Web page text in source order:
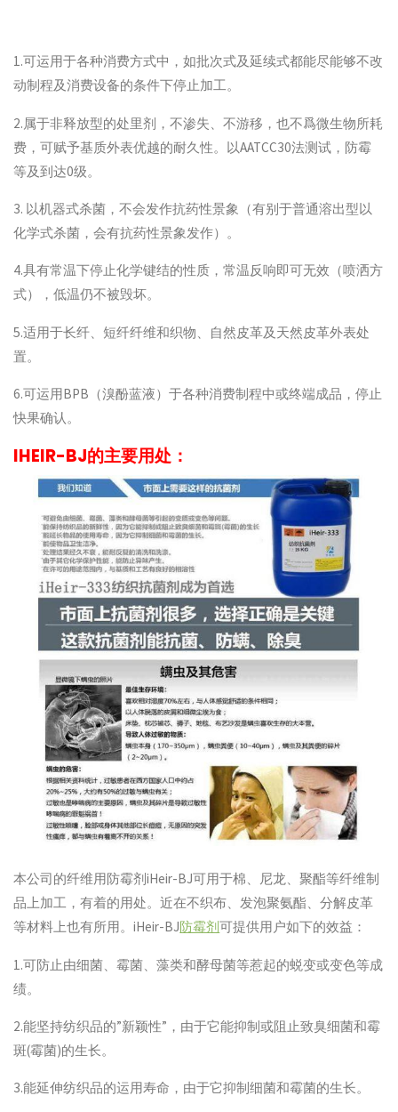
1.可运用于各种消费方式中，如批次式及延续式都能尽能够不改
动制程及消费设备的条件下停止加工。
2.属于非释放型的处里剂，不渗失、不游移，也不爲微生物所耗
费，可赋予基质外表优越的耐久性。以AATCC30法测试，防霉
等及到达0级。
3. 以机器式杀菌，不会发作抗药性景象（有别于普通溶出型以
化学式杀菌，会有抗药性景象发作）。
4.具有常温下停止化学键结的性质，常温反响即可无效（喷洒方
式），低温仍不被毁坏。
5.适用于长纤、短纤纤维和织物、自然皮革及天然皮革外表处
置。
6.可运用BPB（溴酚蓝液）于各种消费制程中或终端成品，停止
快果确认。
IHEIR-BJ的主要用处：
本公司的纤维用防霉剂iHeir-BJ可用于棉、尼龙、聚酯等纤维制
品上加工，有着的用处。近在不织布、发泡聚氨酯、分解皮革
等材料上也有所用。iHeir-BJ防霉剂可提供用户如下的效益：
1.可防止由细菌、霉菌、藻类和酵母菌等惹起的蜕变或变色等成
绩。
2.能坚持纺织品的”新颖性”，由于它能抑制或阻止致臭细菌和霉
斑(霉菌)的生长。
3.能延伸纺织品的运用寿命，由于它抑制细菌和霉菌的生长。